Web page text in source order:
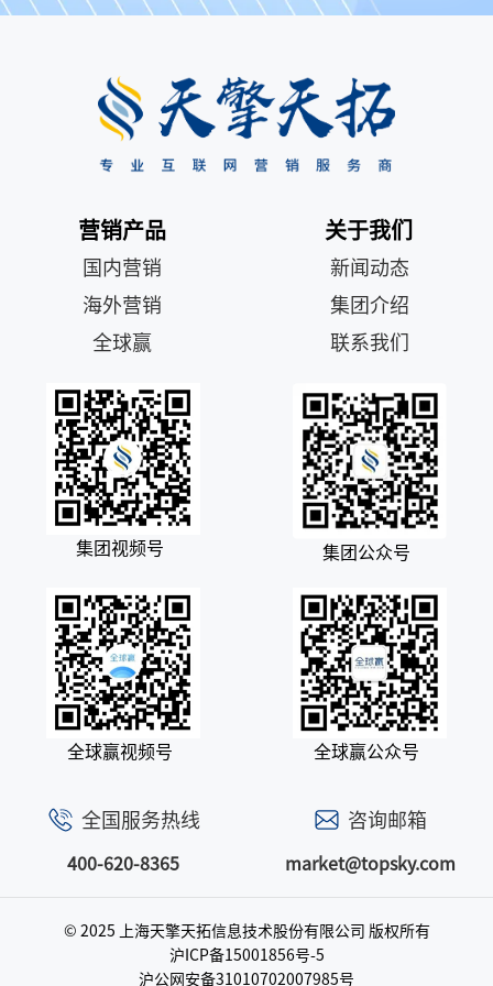
营销产品
国内营销
海外营销
全球赢
关于我们
新闻动态
集团介绍
联系我们
集团视频号 集团公众号
全球赢视频号 全球赢公众号
全国服务热线
400-620-8365
咨询邮箱
market@topsky.com
© 2025 上海天擎天拓信息技术股份有限公司 版权所有
沪ICP备15001856号-5
沪公网安备31010702007985号